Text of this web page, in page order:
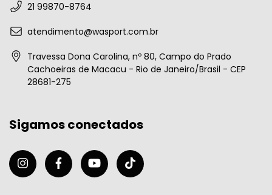
21 99870-8764
atendimento@wasport.com.br
Travessa Dona Carolina, nº 80, Campo do Prado
Cachoeiras de Macacu - Rio de Janeiro/Brasil - CEP
28681-275
Sigamos conectados